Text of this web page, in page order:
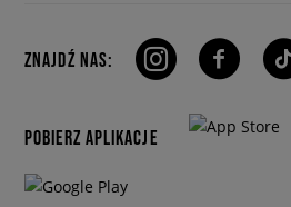
ZNAJDŹ NAS:
POBIERZ APLIKACJE